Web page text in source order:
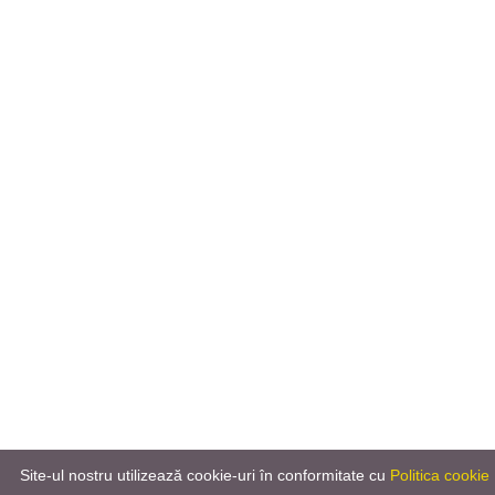
Site-ul nostru utilizează cookie-uri în conformitate cu Politica cookie